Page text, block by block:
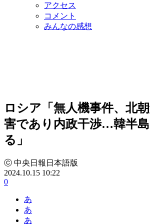
アクセス
コメント
みんなの感想
ロシア「無人機事件、北
害であり内政干渉…韓半島
る」
ⓒ 中央日報日本語版
2024.10.15 10:22
0
あ
あ
あ